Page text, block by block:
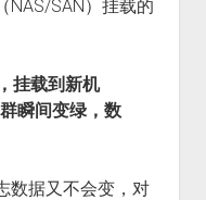
NAS/SAN）挂载的
挂载到新机
瞬间变绿，数
数据又不会变，对